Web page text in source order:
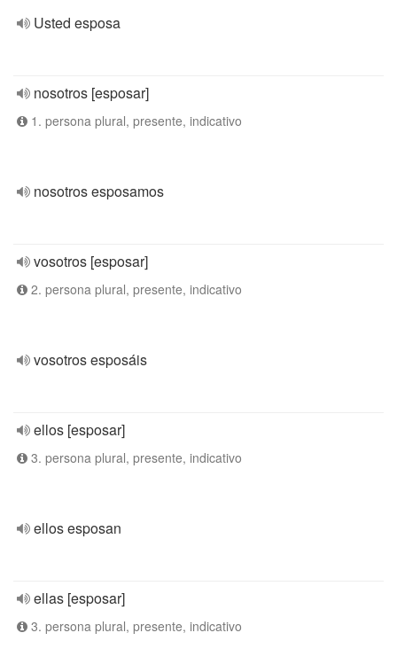
Usted esposa
nosotros [esposar]
1. persona plural, presente, indicativo
nosotros esposamos
vosotros [esposar]
2. persona plural, presente, indicativo
vosotros esposáis
ellos [esposar]
3. persona plural, presente, indicativo
ellos esposan
ellas [esposar]
3. persona plural, presente, indicativo